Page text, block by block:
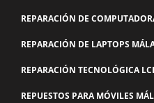
REPARACIÓN DE
REPARACIÓN DE LAPTOPS
REPARACIÓN TECNOLÓGICA
REPUESTOS PARA MÓVILES